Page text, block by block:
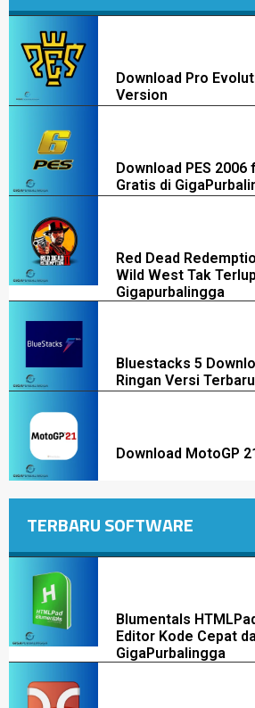
Download Pro
Version
Download PES
Gratis di
Red Dead
Wild West Tak
Gigapurbalingga
Bluestacks 5
Ringan Versi Terbaru
Download MotoGP
TERBARU SOFTWARE
Blumentals
Editor Kode Cepat
GigaPurbalingga